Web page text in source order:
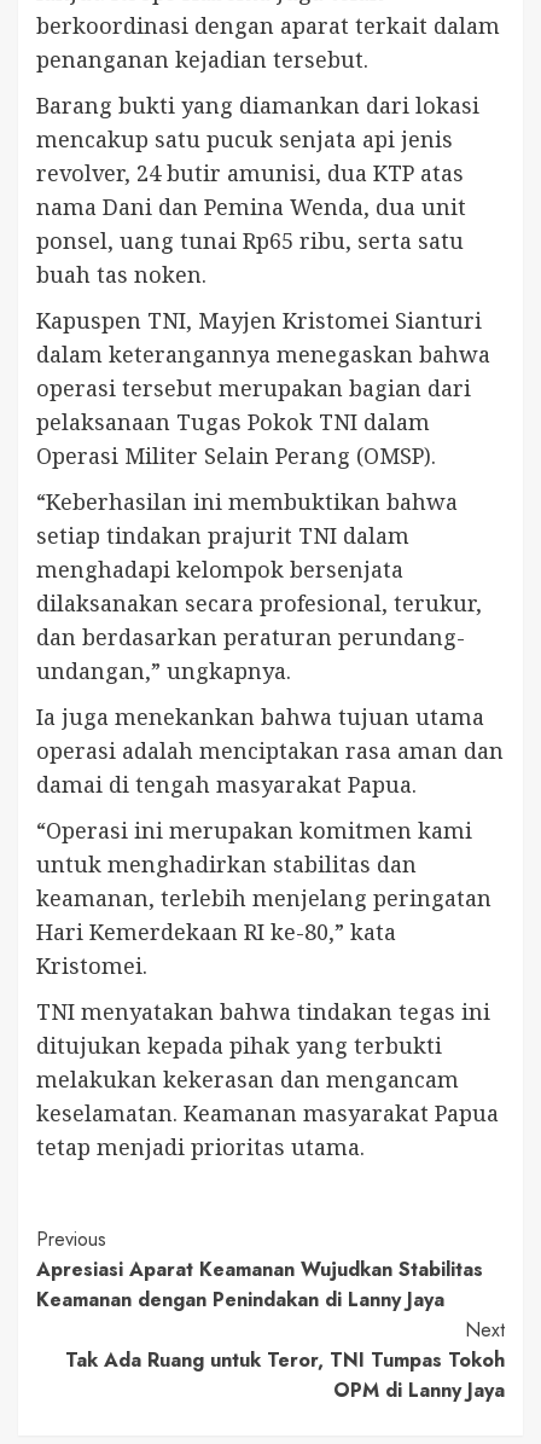
berkoordinasi dengan aparat terkait dalam
penanganan kejadian tersebut.
Barang bukti yang diamankan dari lokasi
mencakup satu pucuk senjata api jenis
revolver, 24 butir amunisi, dua KTP atas
nama Dani dan Pemina Wenda, dua unit
ponsel, uang tunai Rp65 ribu, serta satu
buah tas noken.
Kapuspen TNI, Mayjen Kristomei Sianturi
dalam keterangannya menegaskan bahwa
operasi tersebut merupakan bagian dari
pelaksanaan Tugas Pokok TNI dalam
Operasi Militer Selain Perang (OMSP).
“Keberhasilan ini membuktikan bahwa
setiap tindakan prajurit TNI dalam
menghadapi kelompok bersenjata
dilaksanakan secara profesional, terukur,
dan berdasarkan peraturan perundang-
undangan,” ungkapnya.
Ia juga menekankan bahwa tujuan utama
operasi adalah menciptakan rasa aman dan
damai di tengah masyarakat Papua.
“Operasi ini merupakan komitmen kami
untuk menghadirkan stabilitas dan
keamanan, terlebih menjelang peringatan
Hari Kemerdekaan RI ke-80,” kata
Kristomei.
TNI menyatakan bahwa tindakan tegas ini
ditujukan kepada pihak yang terbukti
melakukan kekerasan dan mengancam
keselamatan. Keamanan masyarakat Papua
tetap menjadi prioritas utama.
Continue
Reading
Previous
Apresiasi Aparat Keamanan Wujudkan Stabilitas
Keamanan dengan Penindakan di Lanny Jaya
Next
Tak Ada Ruang untuk Teror, TNI Tumpas Tokoh
OPM di Lanny Jaya